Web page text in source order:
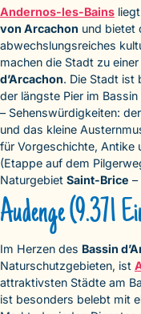
Andernos-les-Bains
von Arcachon und bietet
abwechslungsreiches
machen die Stadt zu
d’Arcachon. Die Stadt ist
der längste Pier im
– Sehenswürdigkeiten:
und das kleine
für Vorgeschichte, Antike
(Etappe auf dem
Naturgebiet Saint-Brice –
Audenge (9.371
Im Herzen des Bassin
Naturschutzgebieten, ist
attraktivsten Städte am
ist besonders belebt mit